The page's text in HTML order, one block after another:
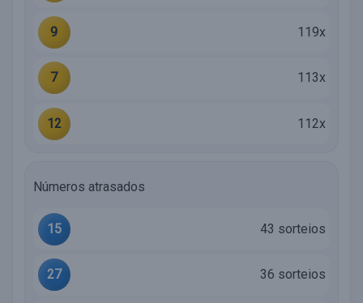
9 119x
7 113x
12 112x
Números atrasados
15 43 sorteios
27 36 sorteios